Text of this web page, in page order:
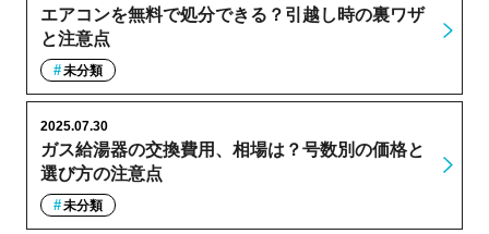
エアコンを無料で処分できる？引越し時の裏ワザ
と注意点
未分類
ガス給湯器の交換費用、相場は？号数別の価格と
選び方の注意点
2025.07.30
未分類